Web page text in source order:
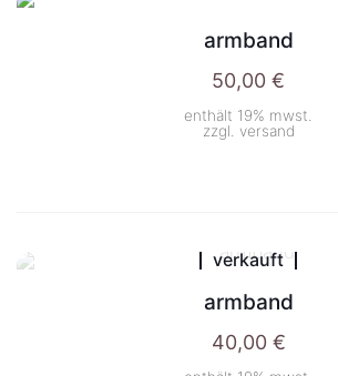
armband
50,00 €
enthält 19% mwst.
zzgl. versand
verkauft
armband
40,00 €